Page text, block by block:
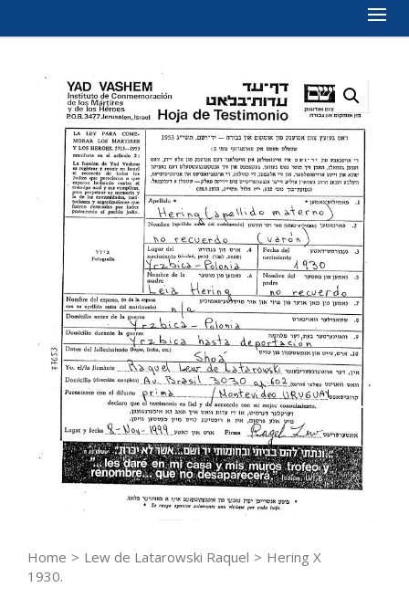
Home > Lew de Latarowski Raquel > Hering X
1930.